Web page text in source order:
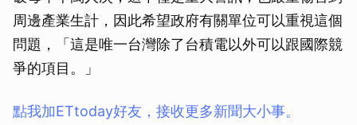
周邊產業生計，因此希望政府有關單位可以重視這個
問題，「這是唯一台灣除了台積電以外可以跟國際競
爭的項目。」
點我加ETtoday好友，接收更多新聞大小事。